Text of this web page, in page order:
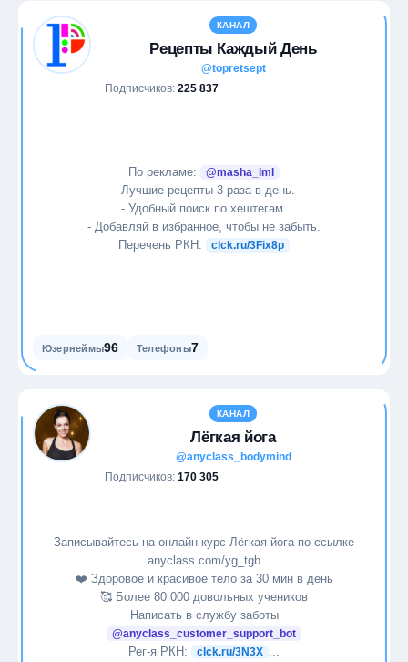
КАНАЛ
Рецепты Каждый День
@topretsept
Подписчиков: 225 837
По рекламе: @masha_lml
- Лучшие рецепты 3 раза в день.
- Удобный поиск по хештегам.
- Добавляй в избранное, чтобы не забыть.
Перечень РКН:
clck.ru/3Fix8p
Юзернеймы96 Телефоны7
КАНАЛ
Лёгкая йога
@anyclass_bodymind
Подписчиков: 170 305
Записывайтесь на онлайн-курс Лёгкая йога по ссылке
anyclass.com/yg_tgb
❤️ Здоровое и красивое тело за 30 мин в день
🥰 Более 80 000 довольных учеников
Написать в службу заботы
@anyclass_customer_support_bot
Рег-я РКН: clck.ru/3N3X